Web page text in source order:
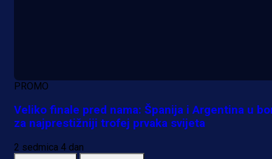
PROMO
Veliko finale pred nama: Španija i Argentina u
za najprestižniji trofej prvaka svijeta
2 sedmica 4 dan